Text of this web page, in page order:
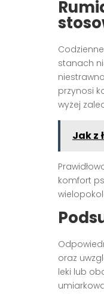
stanach
przynosi
wyżej
Jak z
komfort
oraz
leki lub